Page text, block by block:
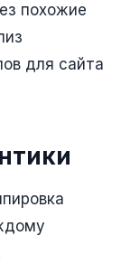
похожие
для сайта